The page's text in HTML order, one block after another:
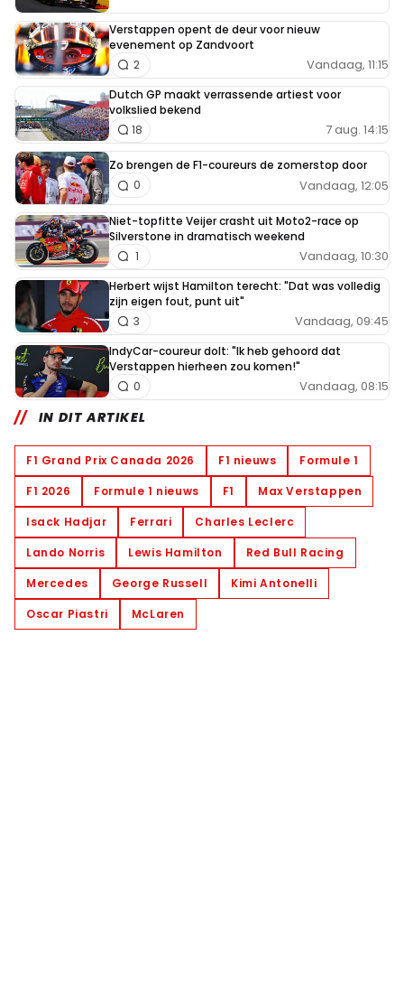
Verstappen opent de deur voor nieuw
evenement op Zandvoort
Vandaag, 11:15
2
Dutch GP maakt verrassende artiest voor
volkslied bekend
7 aug. 14:15
18
Zo brengen de F1-coureurs de zomerstop door
Vandaag, 12:05
0
Niet-topfitte Veijer crasht uit Moto2-race op
Silverstone in dramatisch weekend
Vandaag, 10:30
1
Herbert wijst Hamilton terecht: "Dat was volledig
zijn eigen fout, punt uit"
Vandaag, 09:45
3
IndyCar-coureur dolt: "Ik heb gehoord dat
Verstappen hierheen zou komen!"
Vandaag, 08:15
0
IN DIT ARTIKEL
F1 Grand Prix Canada 2026 F1 nieuws
Formule 1
F1 2026
Formule 1 nieuws F1
Max Verstappen
Isack Hadjar
Ferrari
Charles Leclerc
Lando Norris
Lewis Hamilton
Red Bull Racing
Mercedes
George Russell
Kimi Antonelli
Oscar Piastri
McLaren